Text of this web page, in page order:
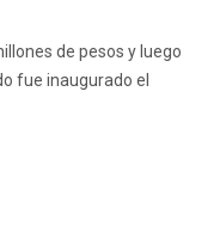
de pesos y luego
fue inaugurado el